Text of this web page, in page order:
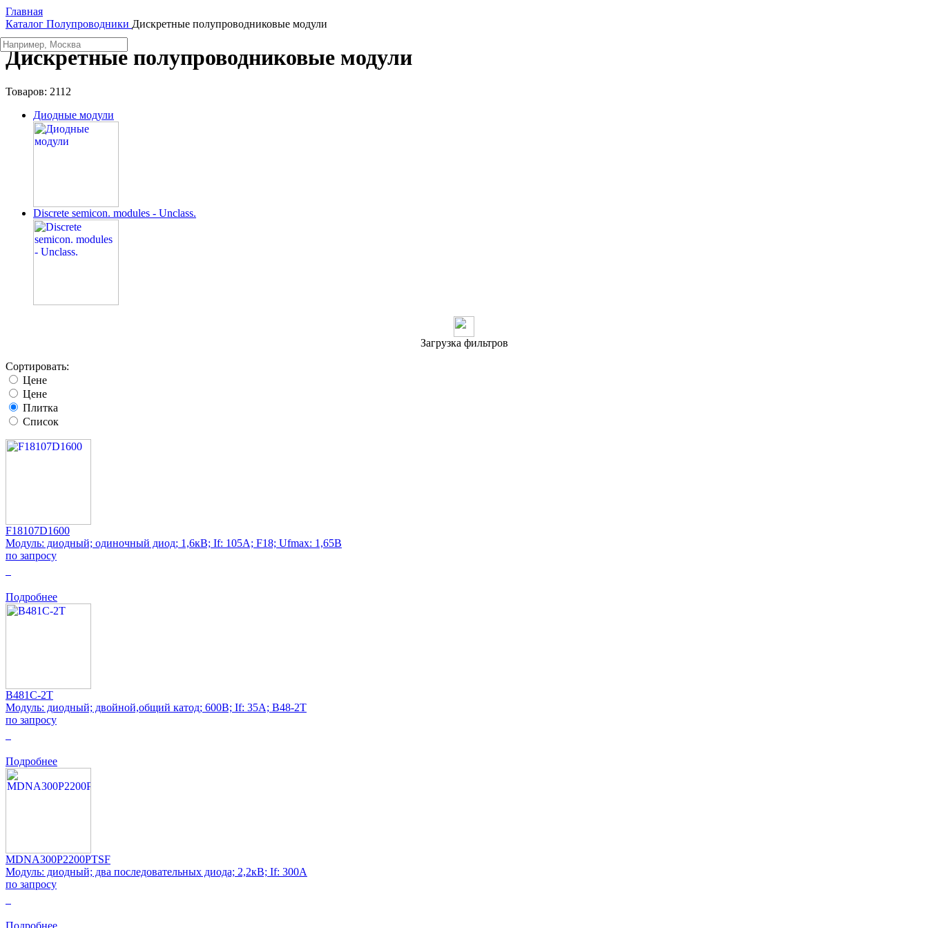
Главная
Каталог Полупроводники Дискретные полупроводниковые модули
Дискретные полупроводниковые модули
Товаров: 2112
Диодные модули
Discrete semicon. modules - Unclass.
Загрузка фильтров
Сортировать:
Цене
Цене
Плитка
Список
F18107D1600
Модуль: диодный; одиночный диод; 1,6кВ; If: 105А; F18; Ufmax: 1,65В
по запросу
Подробнее
B481C-2T
Модуль: диодный; двойной,общий катод; 600В; If: 35А; B48-2T
по запросу
Подробнее
MDNA300P2200PTSF
Модуль: диодный; два последовательных диода; 2,2кВ; If: 300А
по запросу
Подробнее